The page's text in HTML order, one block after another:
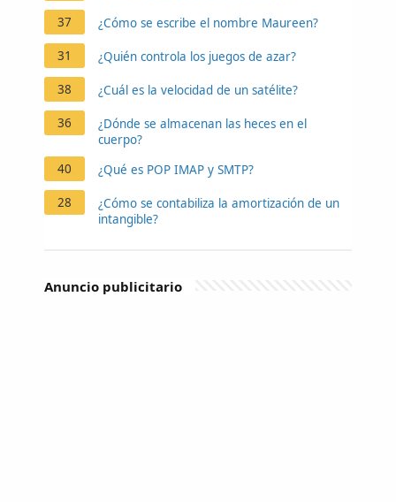
37 ¿Cómo se escribe el nombre Maureen?
31 ¿Quién controla los juegos de azar?
38 ¿Cuál es la velocidad de un satélite?
36
¿Dónde se almacenan las heces en el
cuerpo?
40
¿Qué es POP IMAP y SMTP?
28
¿Cómo se contabiliza la amortización de un
intangible?
Anuncio publicitario